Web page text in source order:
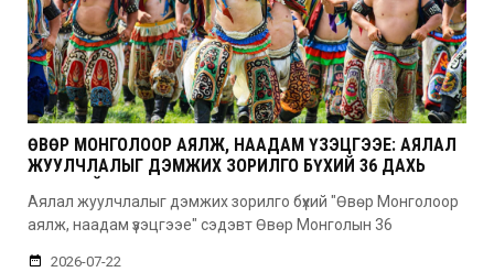
ӨВӨР МОНГОЛООР АЯЛЖ, НААДАМ ҮЗЭЦГЭЭЕ: АЯЛАЛ
ЖУУЛЧЛАЛЫГ ДЭМЖИХ ЗОРИЛГО БҮХИЙ 36 ДАХЬ
Аялал жуулчлалыг дэмжих зорилго бүхий "Өвөр Монголоор
аялж, наадам үзэцгээе" сэдэвт Өвөр Монголын 36
2026-07-22